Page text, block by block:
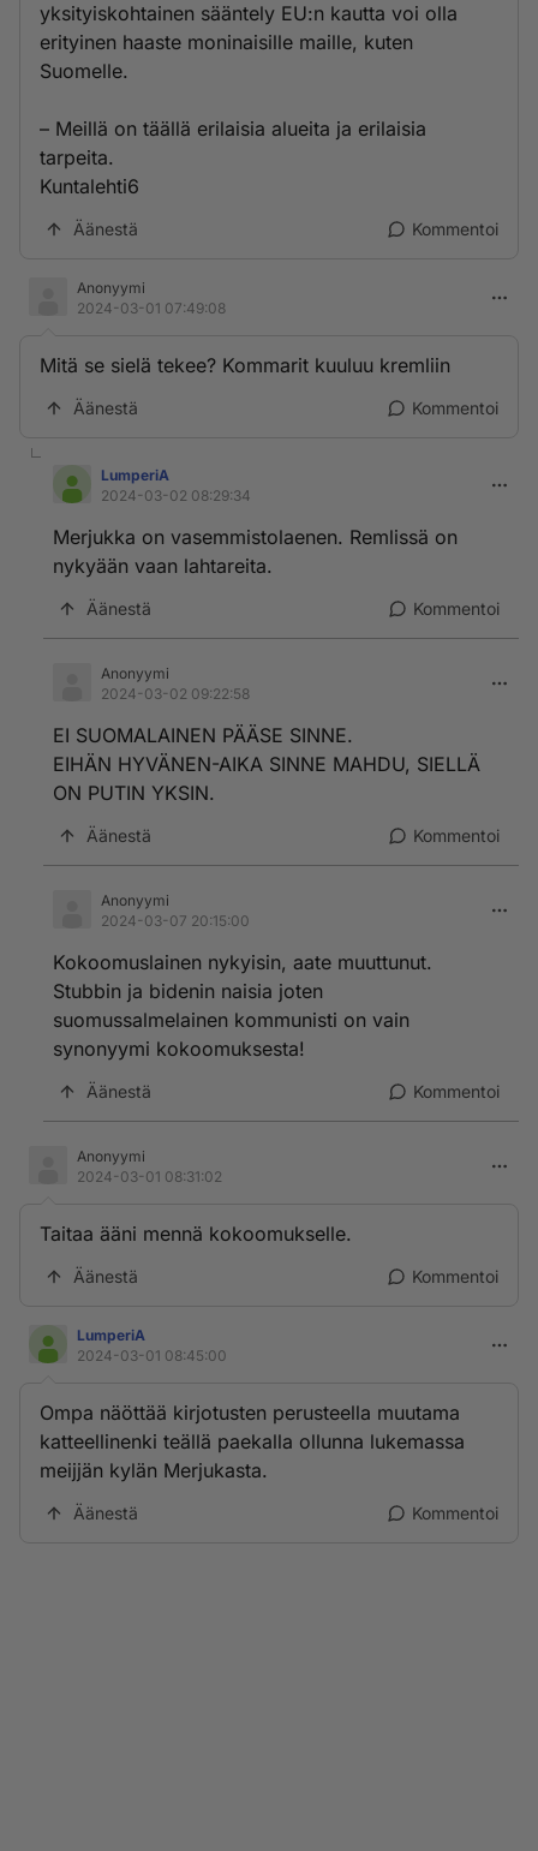
yksityiskohtainen sääntely EU:n kautta voi olla
erityinen haaste moninaisille maille, kuten
Suomelle.
– Meillä on täällä erilaisia alueita ja erilaisia
tarpeita.
Kuntalehti6
Äänestä Kommentoi
Anonyymi
2024-03-01 07:49:08
Mitä se sielä tekee? Kommarit kuuluu kremliin
Äänestä Kommentoi
LumperiA
2024-03-02 08:29:34
Merjukka on vasemmistolaenen. Remlissä on
nykyään vaan lahtareita.
Äänestä Kommentoi
Anonyymi
2024-03-02 09:22:58
EI SUOMALAINEN PÄÄSE SINNE.
EIHÄN HYVÄNEN-AIKA SINNE MAHDU, SIELLÄ
ON PUTIN YKSIN.
Äänestä Kommentoi
Anonyymi
2024-03-07 20:15:00
Kokoomuslainen nykyisin, aate muuttunut.
Stubbin ja bidenin naisia joten
suomussalmelainen kommunisti on vain
synonyymi kokoomuksesta!
Äänestä Kommentoi
Anonyymi
2024-03-01 08:31:02
Taitaa ääni mennä kokoomukselle.
Äänestä Kommentoi
LumperiA
2024-03-01 08:45:00
Ompa näöttää kirjotusten perusteella muutama
katteellinenki teällä paekalla ollunna lukemassa
meijjän kylän Merjukasta.
Äänestä Kommentoi